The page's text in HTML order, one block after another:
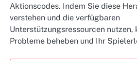
Aktionscodes. Indem Sie diese
verstehen und die verfügbaren
Unterstützungsressourcen nutzen,
Probleme beheben und Ihr